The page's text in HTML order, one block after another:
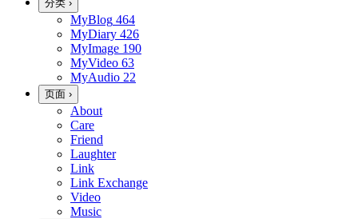
分类 ›
MyBlog 464
MyDiary 426
MyImage 190
MyVideo 63
MyAudio 22
页面 ›
About
Care
Friend
Laughter
Link
Link Exchange
Video
Music